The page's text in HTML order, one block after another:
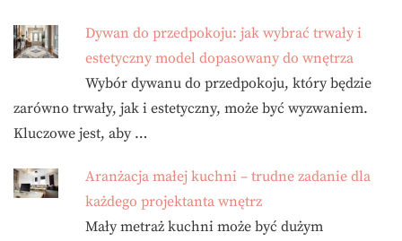
Dywan do przedpokoju: jak wybrać trwały i
estetyczny model dopasowany do wnętrza
Wybór dywanu do przedpokoju, który będzie
zarówno trwały, jak i estetyczny, może być wyzwaniem.
Kluczowe jest, aby …
Aranżacja małej kuchni – trudne zadanie dla
każdego projektanta wnętrz
Mały metraż kuchni może być dużym